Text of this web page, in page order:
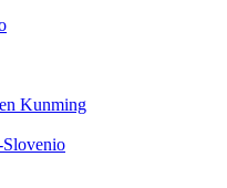
Kunming
Slovenio